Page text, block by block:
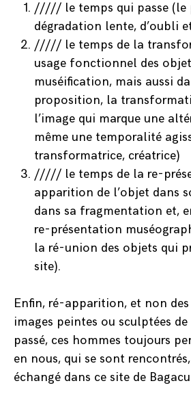
///// le temps qui passe (le
dégradation lente, d’oubli
///// le temps de la
usage fonctionnel des
muséification, mais aussi
proposition, la
l’image qui marque une
même une temporalité
transformatrice, créatrice)
///// le temps de la re-
apparition de l’objet dans
dans sa fragmentation et,
re-présentation
la ré-union des objets qui
site).
Enfin, ré-apparition, et non des
images peintes ou sculptées
passé, ces hommes toujours
en nous, qui se sont
échangé dans ce site de